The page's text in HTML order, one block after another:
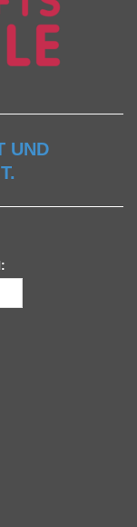
UND